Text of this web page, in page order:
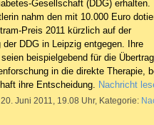
Gesellschaft (DDG) erhalten.
nahm den mit 10.000 Euro
Preis 2011 kürzlich auf der
der DDG in Leipzig entgegen. Ihre
beispielgebend für die
in die direkte Therapie,
ihre Entscheidung. Nachricht
Juni 2011, 19.08 Uhr, Kategorie: